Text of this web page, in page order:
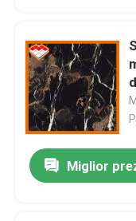
Miglior